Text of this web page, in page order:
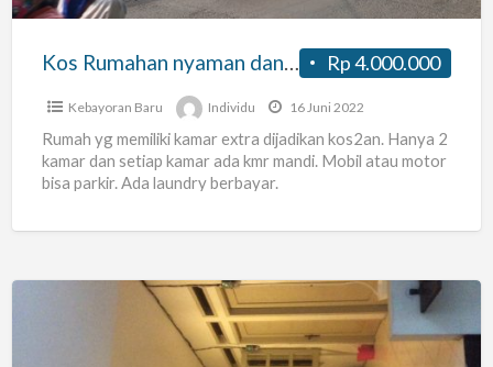
daerah
Blok
Rp 4.000.000
Kos Rumahan nyaman dan tenang…di daerah Blok M dan Blok A
Kebayoran Baru Individu 16 Juni 2022
Rumah yg memiliki kamar extra dijadikan kos2an. Hanya 2
kamar dan setiap kamar ada kmr mandi. Mobil atau motor
bisa parkir. Ada laundry berbayar.